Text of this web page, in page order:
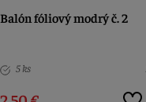
Balón fóliový modrý č. 2
5 ks